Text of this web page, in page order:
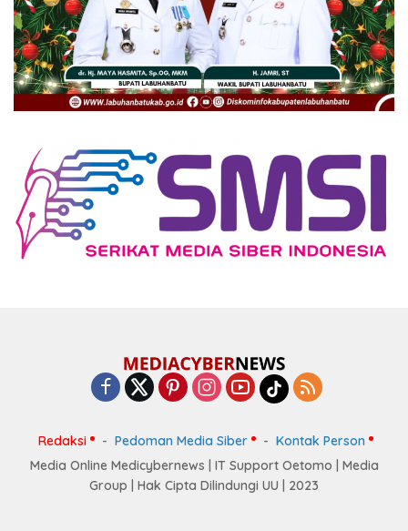
Redaksi Pedoman Media Siber
Kontak Person
Media Online Medicybernews | IT Support Oetomo | Media
Group | Hak Cipta Dilindungi UU | 2023